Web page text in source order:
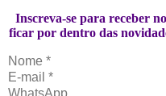
Inscreva-se para receber
ficar por dentro das